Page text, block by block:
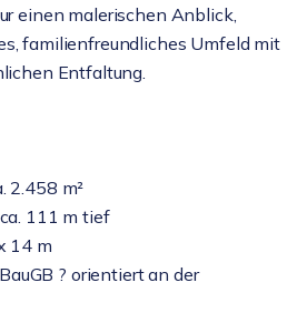
einen malerischen Anblick,
familienfreundliches Umfeld mit
Entfaltung.
2.458 m²
111 m tief
14 m
? orientiert an der